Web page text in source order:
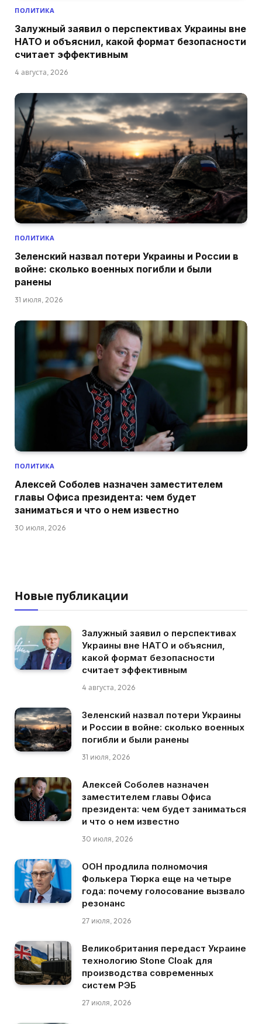
ПОЛИТИКА
Залужный заявил о перспективах Украины вне
НАТО и объяснил, какой формат безопасности
считает эффективным
4 августа, 2026
ПОЛИТИКА
Зеленский назвал потери Украины и России в
войне: сколько военных погибли и были
ранены
31 июля, 2026
ПОЛИТИКА
Алексей Соболев назначен заместителем
главы Офиса президента: чем будет
заниматься и что о нем известно
30 июля, 2026
Новые публикации
Залужный заявил о перспективах
Украины вне НАТО и объяснил,
какой формат безопасности
считает эффективным
4 августа, 2026
Зеленский назвал потери Украины
и России в войне: сколько военных
погибли и были ранены
31 июля, 2026
Алексей Соболев назначен
заместителем главы Офиса
президента: чем будет заниматься
и что о нем известно
30 июля, 2026
ООН продлила полномочия
Фолькера Тюрка еще на четыре
года: почему голосование вызвало
резонанс
27 июля, 2026
Великобритания передаст Украине
технологию Stone Cloak для
производства современных
систем РЭБ
27 июля, 2026